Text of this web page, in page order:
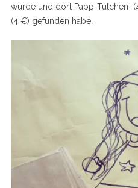
wurde und dort Papp-Tütchen
(4 €) gefunden habe.